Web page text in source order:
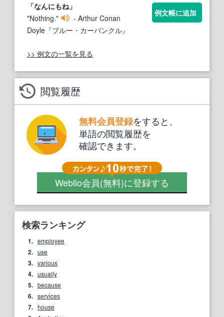
「なんにもね」
"Nothing."
- Arthur Conan
Doyle『ブルー・カーバンクル』
例文帳に追加
>> 例文の一覧を見る
閲覧履歴
無料会員登録をすると、
単語の閲覧履歴を
確認できます。
Weblio会員(無料)に登録する
検索ランキング
1. employee
2. use
3. various
4. usually
5. because
6. services
7. house